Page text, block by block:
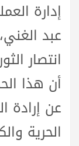
إدارة
عبد
انتصار
أن هذا
عن إرادة
الحرية